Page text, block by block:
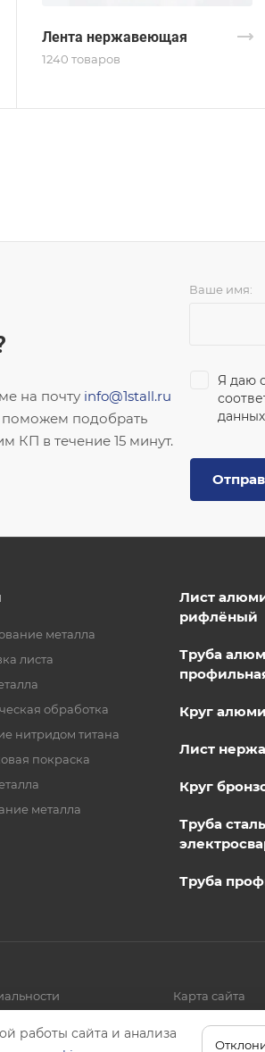
Лента нержавеющая
1240 товаров
на почту info@1stall.ru
поможем подобрать
КП в течение 15 минут.
Ваше имя:
Я даю
данных
металла
листа
обработка
нитридом титана
покраска
металла
Лист
рифлёный
Труба
Круг
Лист
Круг
Труба
Труба
Карта сайта
работы сайта и анализа